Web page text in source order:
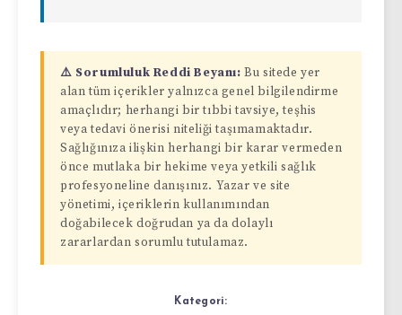
⚠️ Sorumluluk Reddi Beyanı: Bu sitede yer
alan tüm içerikler yalnızca genel bilgilendirme
amaçlıdır; herhangi bir tıbbi tavsiye, teşhis
veya tedavi önerisi niteliği taşımamaktadır.
Sağlığınıza ilişkin herhangi bir karar vermeden
önce mutlaka bir hekime veya yetkili sağlık
profesyoneline danışınız. Yazar ve site
yönetimi, içeriklerin kullanımından
doğabilecek doğrudan ya da dolaylı
zararlardan sorumlu tutulamaz.
Kategori: